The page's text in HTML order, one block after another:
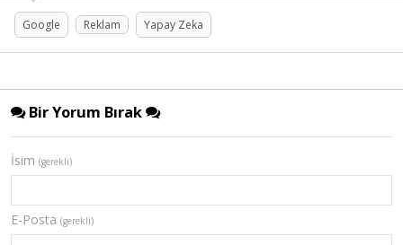
Google Reklam Yapay Zeka
Bir Yorum Bırak
İsim (gerekli)
E-Posta (gerekli)